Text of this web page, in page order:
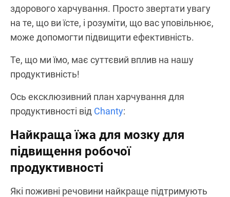
здорового харчування. Просто звертати увагу
на те, що ви їсте, і розуміти, що вас уповільнює,
може допомогти підвищити ефективність.
Те, що ми їмо, має суттєвий вплив на нашу
продуктивність!
Ось ексклюзивний план харчування для
продуктивності від Chanty:
Найкраща їжа для мозку для
підвищення робочої
продуктивності
Які поживні речовини найкраще підтримують